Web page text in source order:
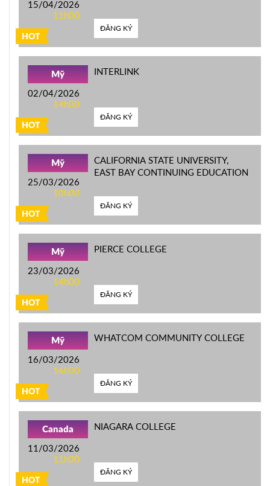
HOT
15/04/2026
11h00
ĐĂNG KÝ
HOT
Mỹ
02/04/2026
14h00
INTERLINK
ĐĂNG KÝ
HOT
Mỹ
25/03/2026
10h00
CALIFORNIA STATE UNIVERSITY,
EAST BAY CONTINUING EDUCATION
ĐĂNG KÝ
HOT
Mỹ
23/03/2026
14h00
PIERCE COLLEGE
ĐĂNG KÝ
HOT
Mỹ
16/03/2026
16h00
WHATCOM COMMUNITY COLLEGE
ĐĂNG KÝ
HOT
Canada
11/03/2026
11h00
NIAGARA COLLEGE
ĐĂNG KÝ